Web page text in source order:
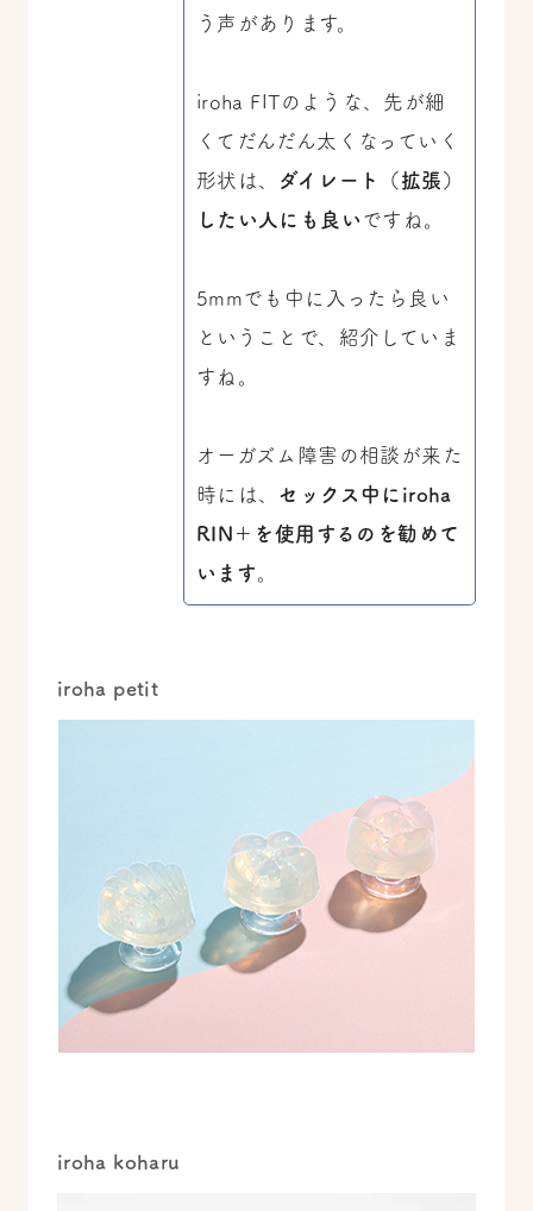
う声があります。
iroha FITのような、先が細
くてだんだん太くなっていく
形状は、 ダイレート（拡張）
したい人にも良い ですね。
5mmでも中に入ったら良い
ということで、紹介していま
すね。
オーガズム障害の相談が来た
時には、 セックス中にiroha
RIN＋を使用するのを勧めて
います 。
iroha petit
iroha koharu